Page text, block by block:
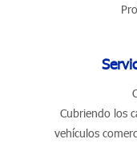
Cubriendo los
vehículos